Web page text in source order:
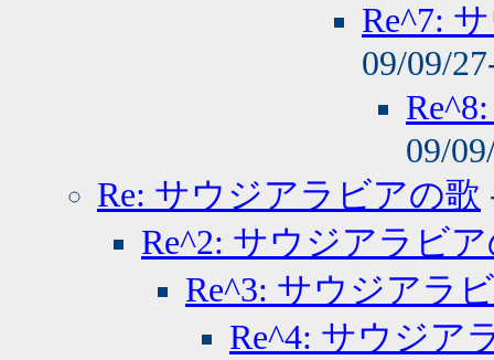
Re^7:
09/09/
09/
Re: サウジアラビアの歌
Re^2: サウジアラビ
Re^3: サウジアラ
Re^4: サウジア